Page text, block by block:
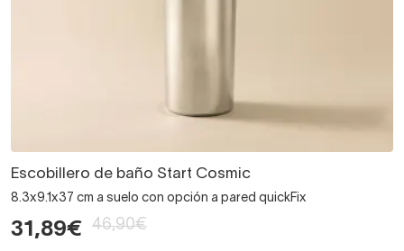
Escobillero de baño Start Cosmic
8.3x9.1x37 cm a suelo con opción a pared quickFix
31,89€ 46,90€